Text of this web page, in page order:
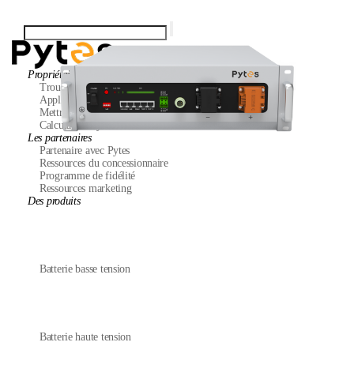
Propriétaires
Trouver un installateur
Application Pytes
Mettre à niveau mon système
Calculatrice système
Les partenaires
Partenaire avec Pytes
Ressources du concessionnaire
Programme de fidélité
Ressources marketing
Des produits
Batterie basse tension
Batterie haute tension